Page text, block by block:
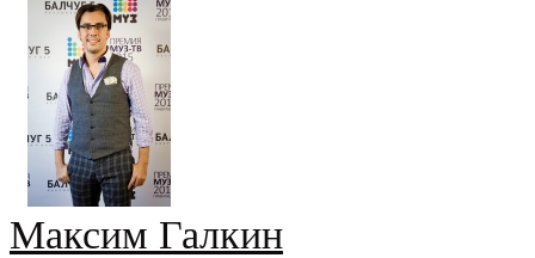
Максим Галкин